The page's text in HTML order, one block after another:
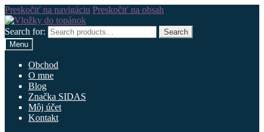
Preskočiť na navigáciu Preskočiť na obsah
Search for:
Search
Menu
Obchod
O mne
Blog
Značka SIDAS
Môj účet
Kontakt